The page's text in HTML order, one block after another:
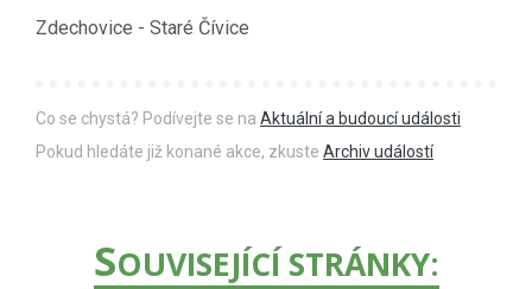
Zdechovice - Staré Čívice
Co se chystá? Podívejte se na Aktuální a budoucí události
Pokud hledáte již konané akce, zkuste Archiv událostí
SOUVISEJÍCÍ STRÁNKY: